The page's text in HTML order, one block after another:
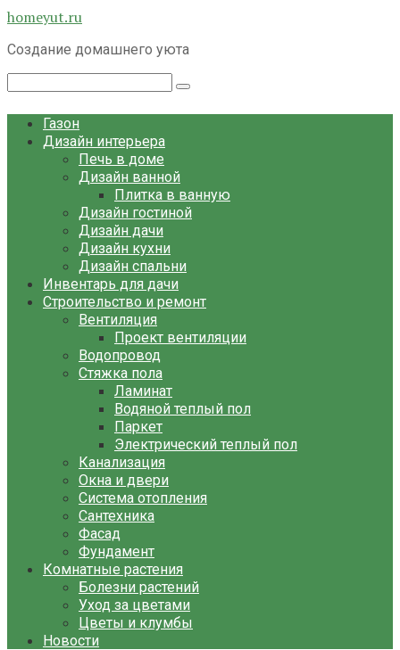
Перейти
контенту
homeyut.ru
Создание домашнего уюта
Газон
Дизайн интерьера
Печь в доме
Дизайн ванной
Плитка в ванную
Дизайн гостиной
Дизайн дачи
Дизайн кухни
Дизайн спальни
Инвентарь для дачи
Строительство и ремонт
Вентиляция
Проект вентиляции
Водопровод
Стяжка пола
Ламинат
Водяной теплый пол
Паркет
Электрический теплый пол
Канализация
Окна и двери
Система отопления
Сантехника
Фасад
Фундамент
Комнатные растения
Болезни растений
Уход за цветами
Цветы и клумбы
Новости